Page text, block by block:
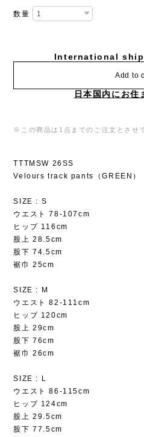
数量
International
Add to
日本国内にお住
※この商品は1点までのご注文とさせ
TTTMSW 26SS
Velours track pants（GREEN）
SIZE : S
ウエスト 78-107cm
ヒップ 116cm
股上 28.5cm
股下 74.5cm
裾巾 25cm
SIZE : M
ウエスト 82-111cm
ヒップ 120cm
股上 29cm
股下 76cm
裾巾 26cm
SIZE : L
ウエスト 86-115cm
ヒップ 124cm
股上 29.5cm
股下 77.5cm